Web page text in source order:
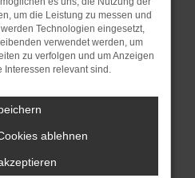
die Seite in einem
in einem privaten
helfen, vorübergehende
Browser und dein
um die Leistung zu messen und
Technologien eingesetzt,
verwendet werden, um
zu verfolgen und um Anzeigen
Interessen relevant sind.
ablehnen